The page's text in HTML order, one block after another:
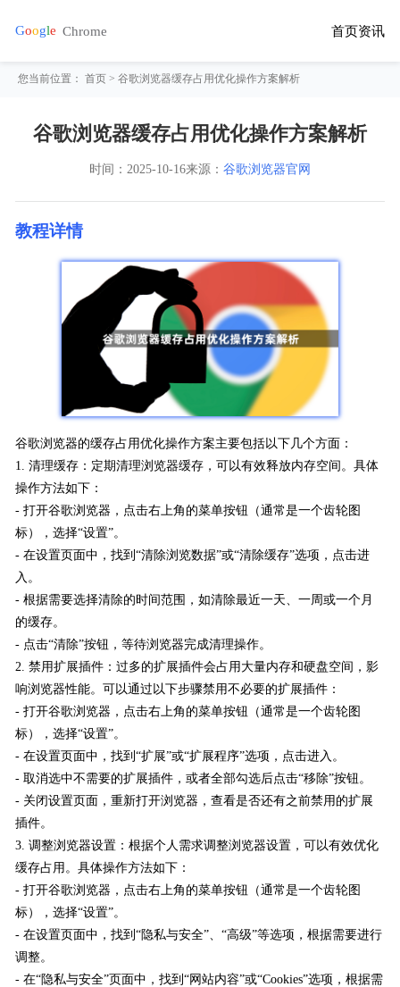
首页资讯
您当前位置：首页 > 谷歌浏览器缓存占用优化操作方案解析
谷歌浏览器缓存占用优化操作方案解析
时间： 2025-10-16来源： 谷歌浏览器官网
教程详情
谷歌浏览器的缓存占用优化操作方案主要包括以下几个方面：
1. 清理缓存：定期清理浏览器缓存，可以有效释放内存空间。具体
操作方法如下：
- 打开谷歌浏览器，点击右上角的菜单按钮（通常是一个齿轮图
标），选择“设置”。
- 在设置页面中，找到“清除浏览数据”或“清除缓存”选项，点击进
入。
- 根据需要选择清除的时间范围，如清除最近一天、一周或一个月
的缓存。
- 点击“清除”按钮，等待浏览器完成清理操作。
2. 禁用扩展插件：过多的扩展插件会占用大量内存和硬盘空间，影
响浏览器性能。可以通过以下步骤禁用不必要的扩展插件：
- 打开谷歌浏览器，点击右上角的菜单按钮（通常是一个齿轮图
标），选择“设置”。
- 在设置页面中，找到“扩展”或“扩展程序”选项，点击进入。
- 取消选中不需要的扩展插件，或者全部勾选后点击“移除”按钮。
- 关闭设置页面，重新打开浏览器，查看是否还有之前禁用的扩展
插件。
3. 调整浏览器设置：根据个人需求调整浏览器设置，可以有效优化
缓存占用。具体操作方法如下：
- 打开谷歌浏览器，点击右上角的菜单按钮（通常是一个齿轮图
标），选择“设置”。
- 在设置页面中，找到“隐私与安全”、“高级”等选项，根据需要进行
调整。
- 在“隐私与安全”页面中，找到“网站内容”或“Cookies”选项，根据需